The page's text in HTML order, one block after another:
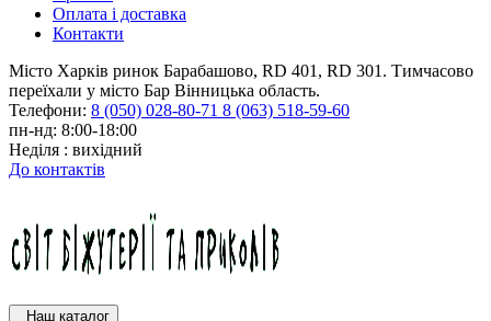
Оплата і доставка
Контакти
Місто Харків ринок Барабашово, RD 401, RD 301. Тимчасово
переїхали у місто Бар Вінницька область.
Телефони: 8 (050) 028-80-71 8 (063) 518-59-60
пн-нд: 8:00-18:00
Неділя : вихідний
До контактів
Наш каталог